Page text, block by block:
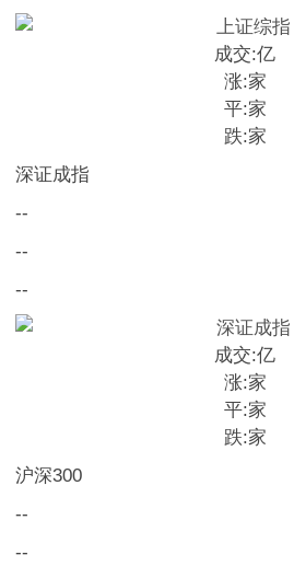
成交:亿
涨:家
平:家
跌:家
深证成指
--
--
--
成交:亿
涨:家
平:家
跌:家
沪深300
--
--